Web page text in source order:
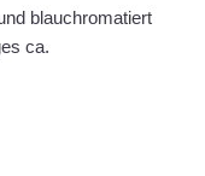
blauchromatiert
ca.